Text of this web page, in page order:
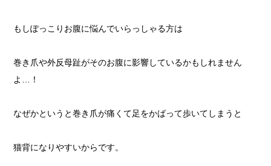
もしぽっこりお腹に悩んでいらっしゃる方は
巻き爪や外反母趾がそのお腹に影響しているかもしれません
よ…！
なぜかというと巻き爪が痛くて足をかばって歩いてしまうと
猫背になりやすいからです。